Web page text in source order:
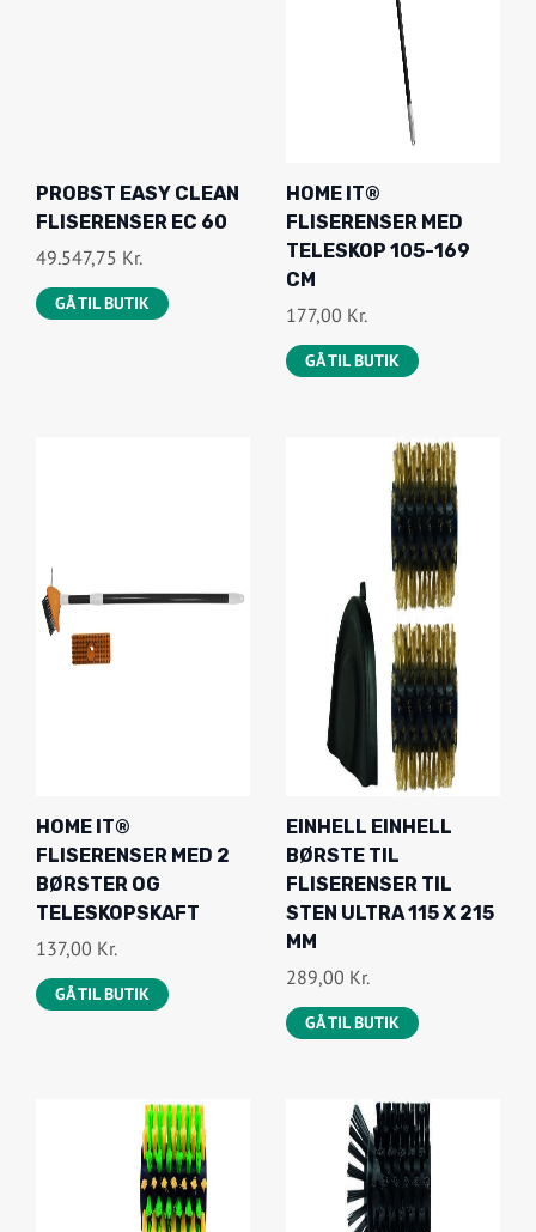
PROBST EASY CLEAN
FLISERENSER EC 60
49.547,75 Kr.
GÅ TIL BUTIK
HOME IT®
FLISERENSER MED
TELESKOP 105-169
CM
177,00 Kr.
GÅ TIL BUTIK
HOME IT®
FLISERENSER MED 2
BØRSTER OG
TELESKOPSKAFT
137,00 Kr.
GÅ TIL BUTIK
EINHELL EINHELL
BØRSTE TIL
FLISERENSER TIL
STEN ULTRA 115 X 215
MM
289,00 Kr.
GÅ TIL BUTIK